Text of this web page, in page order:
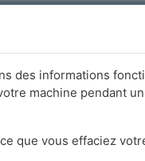
-
des informations
machine pendant
que vous effaciez